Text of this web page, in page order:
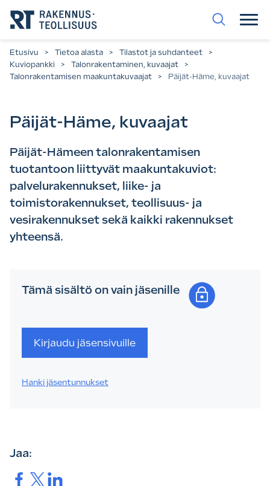
suoraan
sisältöön.
Etusivu > Tietoa alasta > Tilastot ja suhdanteet
>
Kuviopankki
> Talonrakentaminen, kuvaajat
>
Talonrakentamisen maakuntakuvaajat
> Päijät-Häme, kuvaajat
Päijät-Häme, kuvaajat
Päijät-Hämeen talonrakentamisen
tuotantoon liittyvät maakuntakuviot:
palvelurakennukset, liike- ja
toimistorakennukset, teollisuus- ja
vesirakennukset sekä kaikki rakennukset
yhteensä.
Tämä sisältö on vain jäsenille
Kirjaudu jäsensivuille
Hanki jäsentunnukset
Jaa:
Jaa. Jaa.Jaa.